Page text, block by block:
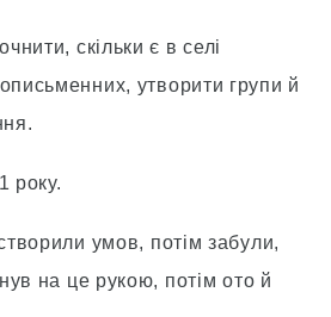
скільки є в селі
утворити групи й
року.
умов, потім забули,
на це рукою, потім ото й